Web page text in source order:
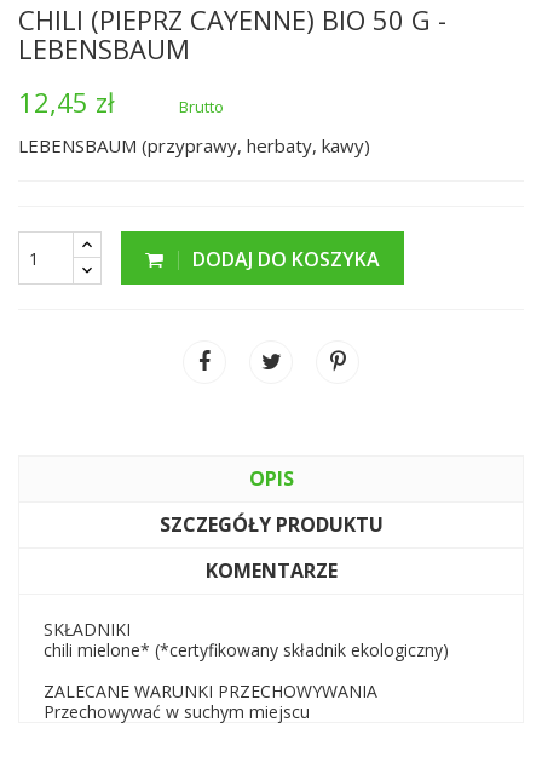
CHILI (PIEPRZ CAYENNE) BIO 50 G -
LEBENSBAUM
12,45 zł
Brutto
LEBENSBAUM (przyprawy, herbaty, kawy)
DODAJ DO KOSZYKA
OPIS
SZCZEGÓŁY PRODUKTU
KOMENTARZE
SKŁADNIKI
chili mielone* (*certyfikowany składnik ekologiczny)
ZALECANE WARUNKI PRZECHOWYWANIA
Przechowywać w suchym miejscu